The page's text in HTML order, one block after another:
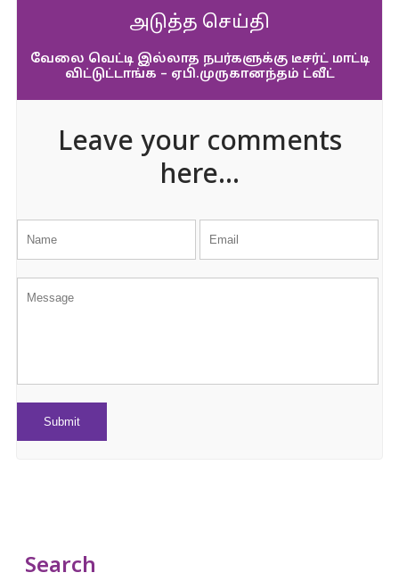
அடுத்த செய்தி
வேலை வெட்டி இல்லாத நபர்களுக்கு டீசர்ட் மாட்டி
விட்டுட்டாங்க – ஏபி.முருகானந்தம் ட்வீட்
Leave your comments
here...
Search